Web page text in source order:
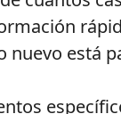
está